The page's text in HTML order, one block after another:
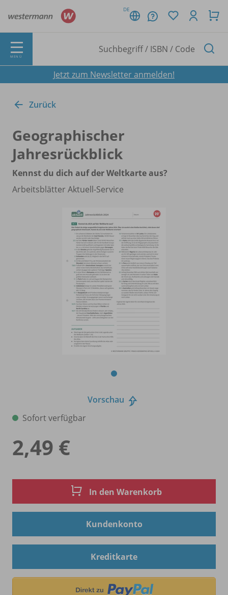
DE
MENÜ
Jetzt zum Newsletter anmelden!
Zurück
Geographischer
Jahresrückblick
Kennst du dich auf der Weltkarte aus?
Arbeitsblätter Aktuell-Service
Vorschau
Sofort verfügbar
2,49 €
In den Warenkorb
Kundenkonto
Kreditkarte